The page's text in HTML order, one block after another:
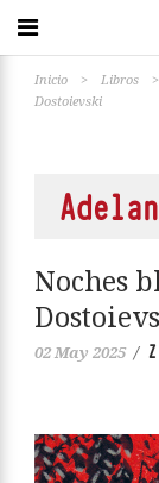
Inicio > Libros >
Dostoievski
Noches
02 May 2025 /